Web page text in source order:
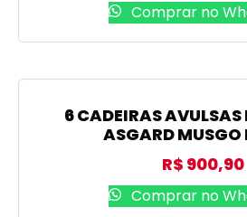
Comprar no
6 CADEIRAS AVULSAS
ASGARD MUSGO
R$ 900,90
Comprar no